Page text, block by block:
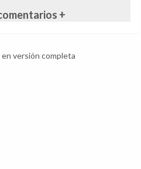
+
versión completa